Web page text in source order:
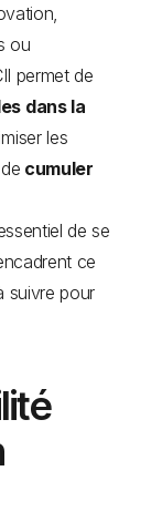
ou
permet de
dans la
les
cumuler
de se
ce
suivre pour